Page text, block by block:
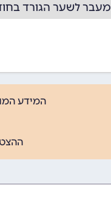
מעבר לשער הגורד בחודש 12/
המידע